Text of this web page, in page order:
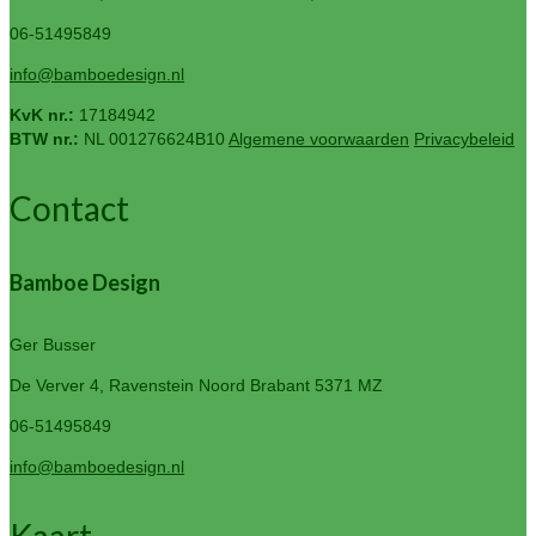
06-51495849
info@bamboedesign.nl
KvK nr.: 17184942
BTW nr.: NL 001276624B10 Algemene voorwaarden Privacybeleid
Contact
Bamboe Design
Ger Busser
De Verver 4, Ravenstein Noord Brabant 5371 MZ
06-51495849
info@bamboedesign.nl